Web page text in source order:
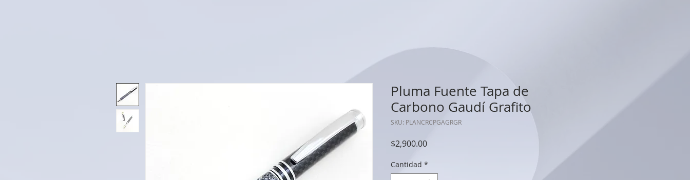
Pluma Fuente Tapa de
Carbono Gaudí Grafito
SKU: PLANCRCPGAGRGR
$2,900.00Precio
Cantidad *